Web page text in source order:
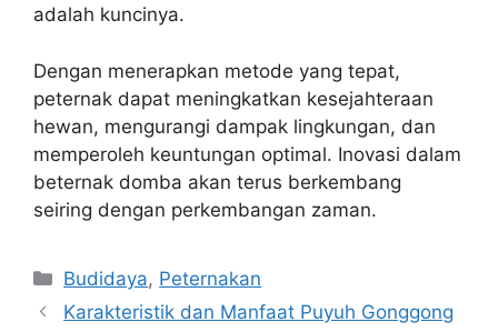
adalah kuncinya.
Dengan menerapkan metode yang tepat,
peternak dapat meningkatkan kesejahteraan
hewan, mengurangi dampak lingkungan, dan
memperoleh keuntungan optimal. Inovasi dalam
beternak domba akan terus berkembang
seiring dengan perkembangan zaman.
Categories
Budidaya, Peternakan
Karakteristik dan Manfaat Puyuh Gonggong